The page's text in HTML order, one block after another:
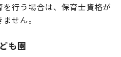
行う場合は、保育士資格が
せん。
も園